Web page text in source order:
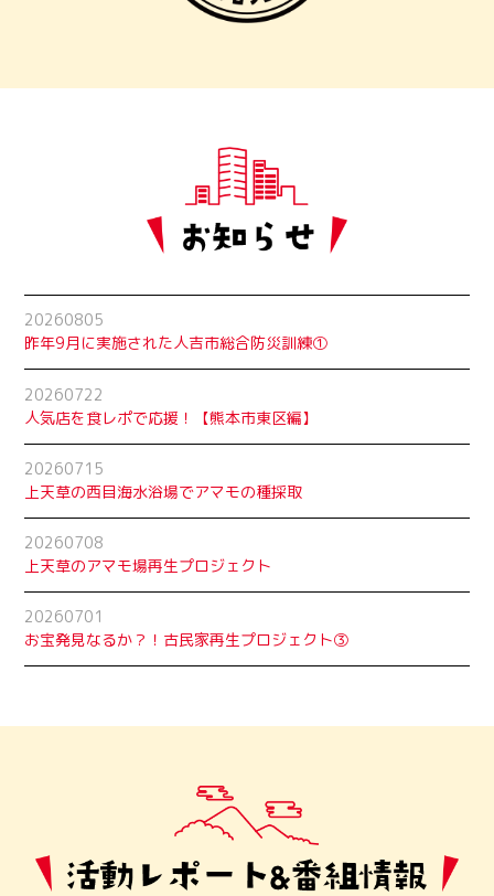
20260805
昨年9月に実施された人吉市総合防災訓練①
20260722
人気店を食レポで応援！【熊本市東区編】
20260715
上天草の西目海水浴場でアマモの種採取
20260708
上天草のアマモ場再生プロジェクト
20260701
お宝発見なるか？！古民家再生プロジェクト➂